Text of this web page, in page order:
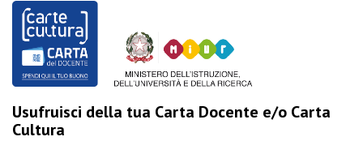
Usufruisci della tua Carta Docente e/o Carta
Cultura